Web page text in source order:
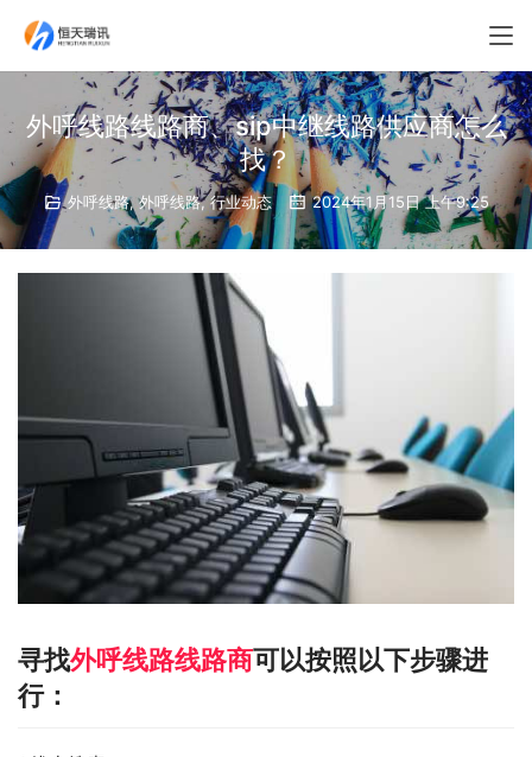
外呼线路线路商、sip中继线路供应商怎么
找？
外呼线路,外呼线路,行业动态 2024年1月15日 上午9:25
寻找外呼线路线路商可以按照以下步骤进
行：